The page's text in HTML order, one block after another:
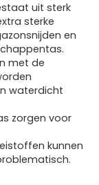
uit sterk
sterke
en
met de
waterdicht
zorgen voor
kunnen